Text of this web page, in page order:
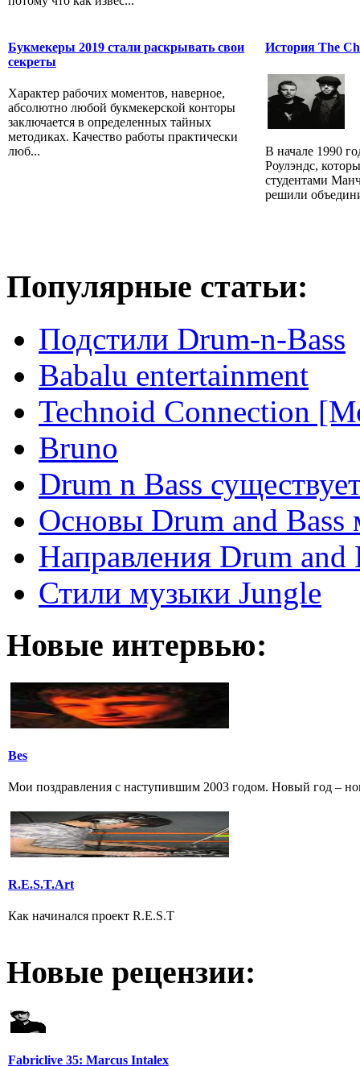
Букмекеры 2019 стали раскрывать свои
секреты
Характер рабочих моментов, наверное,
абсолютно любой букмекерской конторы
заключается в определенных тайных
методиках. Качество работы практически
люб...
История The
В начале 1990
Роулэндс,
студентами
решили
Популярные статьи:
Подстили Drum-n-Bass
Babalu entertainment
Technoid Connection
Bruno
Drum n Bass
Основы Drum and Bass
Направления Drum and
Стили музыки Jungle
Новые интервью:
Bes
Мои поздравления с наступившим 2003 годом. Новый год –
R.E.S.T.Art
Как начинался проект R.E.S.T
Новые рецензии:
Fabriclive 35: Marcus Intalex